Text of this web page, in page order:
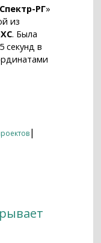
Спектр-РГ»
из
. Была
секунд в
|